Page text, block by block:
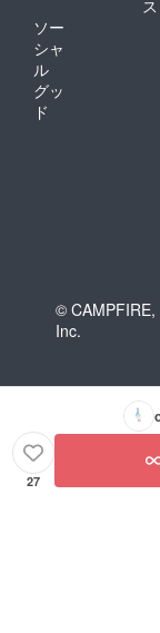
ス
ソー
シャ
ル
グッ
ド
© CAMPFIRE,
Inc.
27